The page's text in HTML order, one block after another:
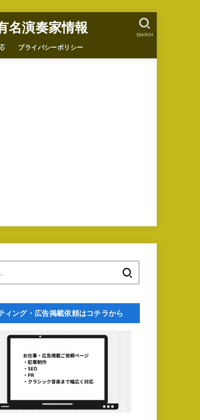
名演奏家情報
プライバシーポリシー
SEARCH
ィング・広告掲載依頼はコチラから